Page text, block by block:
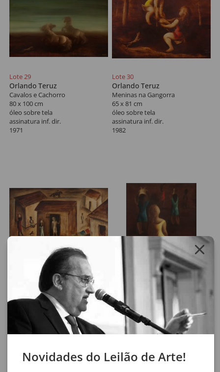
Lote 29
Orlando Teruz
Cavalos e Cachorro
80 x 100 cm
óleo sobre tela
assinatura inf. dir.
1971
Lote 30
Orlando Teruz
Meninas na Gangorra
65 x 81 cm
óleo sobre tela
assinatura inf. dir.
1982
Orlando Teruz
Favela
óleo sobre tela
assinatura inf. dir.
Lote 32
Orlando Teruz
92 x 73 cm
óleo sobre tela
assinatura inf. dir.
Novidades do Leilão de Arte!